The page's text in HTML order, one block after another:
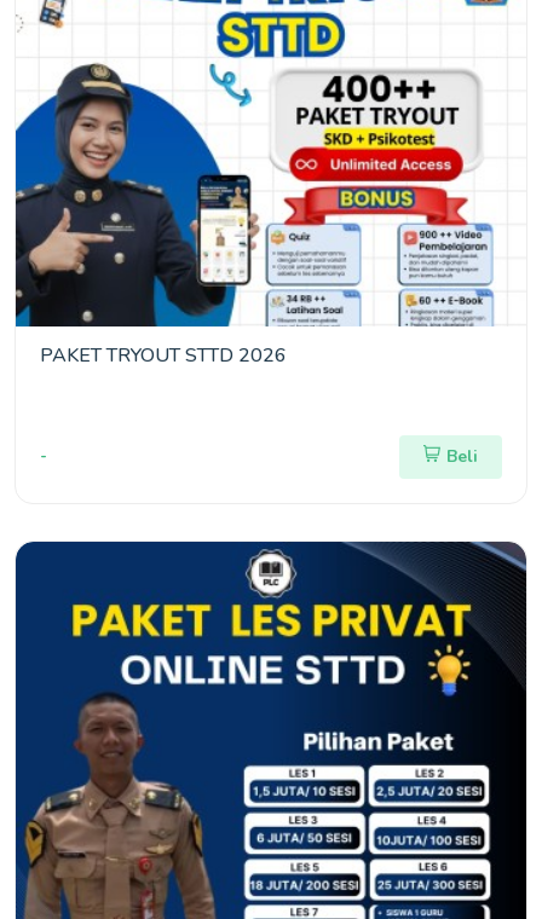
PAKET TRYOUT STTD 2026
- Beli